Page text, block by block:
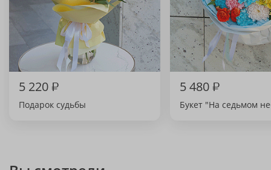
5 220₽
Подарок судьбы
5 480₽
Букет "На седьмом